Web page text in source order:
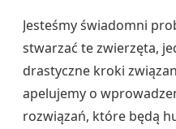
Jesteśmy świadomni
stwarzać te zwierzęta,
drastyczne kroki
apelujemy o
rozwiązań, które będą